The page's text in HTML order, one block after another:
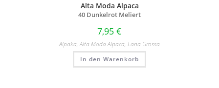
Alta Moda Alpaca
40 Dunkelrot Meliert
7,95 €
Alpaka,Alta Moda Alpaca, Lana Grossa
In den Warenkorb